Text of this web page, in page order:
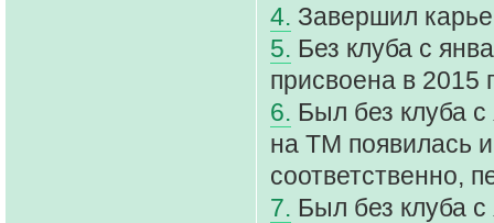
4. Завершил
5. Без клуба с
присвоена в 2015
6. Был без клуба
на ТМ появилась
соответственно,
7. Был без клуба